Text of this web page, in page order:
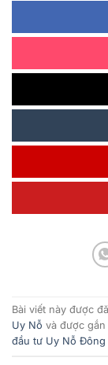
Bài viết này được
Uy Nỗ và được gắn
đầu tư Uy Nỗ Đông